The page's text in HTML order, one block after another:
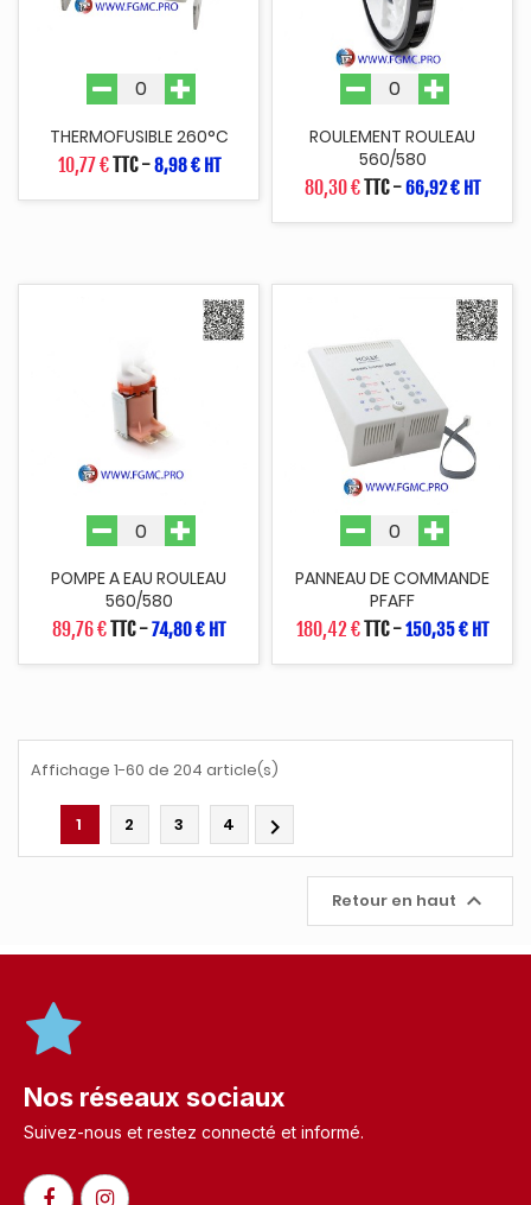
THERMOFUSIBLE 260°C
10,77 €TTC-8,98 € HT
ROULEMENT ROULEAU
560/580
80,30 €TTC-66,92 € HT
POMPE A EAU ROULEAU
560/580
89,76 €TTC-74,80 € HT
PANNEAU DE COMMANDE
PFAFF
180,42 €TTC-150,35 € HT
Affichage 1-60 de 204 article(s)
1 2 3 4 
Retour en haut 
Nos réseaux sociaux
Suivez-nous et restez connecté et informé.​